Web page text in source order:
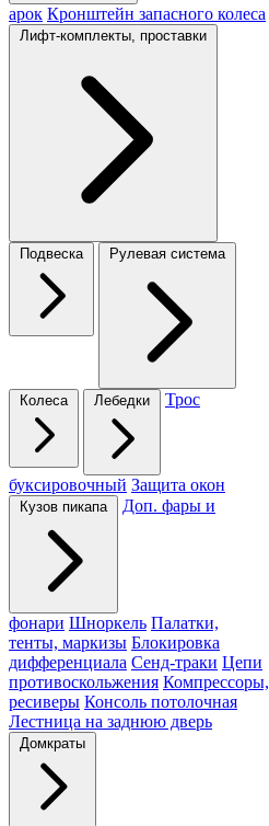
арок Кронштейн запасного колеса
Лифт-комплекты, проставки
Подвеска Рулевая система
Колеса Лебедки Трос
буксировочный Защита окон
Кузов пикапа Доп. фары и
фонари Шноркель Палатки,
тенты, маркизы Блокировка
дифференциала Сенд-траки Цепи
противоскольжения Компрессоры,
ресиверы Консоль потолочная
Лестница на заднюю дверь
Домкраты